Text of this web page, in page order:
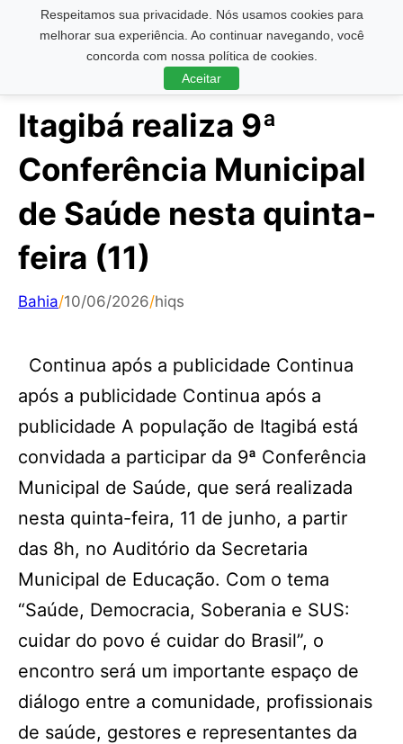
Respeitamos sua privacidade. Nós usamos cookies para
melhorar sua experiência. Ao continuar navegando, você
concorda com nossa política de cookies.
Aceitar
Pesquisar ...
Itagibá realiza 9ª
Conferência Municipal
de Saúde nesta quinta-
feira (11)
Bahia/10/06/2026/hiqs
Continua após a publicidade Continua
após a publicidade Continua após a
publicidade A população de Itagibá está
convidada a participar da 9ª Conferência
Municipal de Saúde, que será realizada
nesta quinta-feira, 11 de junho, a partir
das 8h, no Auditório da Secretaria
Municipal de Educação. Com o tema
“Saúde, Democracia, Soberania e SUS:
cuidar do povo é cuidar do Brasil”, o
encontro será um importante espaço de
diálogo entre a comunidade, profissionais
de saúde, gestores e representantes da